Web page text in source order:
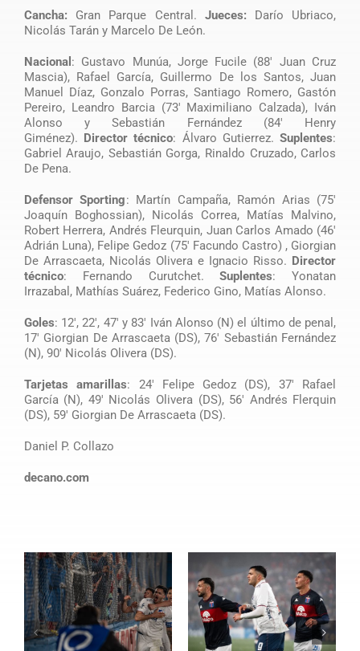
Cancha:Gran Parque Central. Jueces:Darío Ubriaco,
Nicolás Tarán y Marcelo De León.
Nacional : Gustavo Munúa, Jorge Fucile (88′ Juan Cruz
Mascia), Rafael García, Guillermo De los Santos, Juan
Manuel Díaz, Gonzalo Porras, Santiago Romero, Gastón
Pereiro, Leandro Barcia (73′ Maximiliano Calzada), Iván
Alonso y Sebastián Fernández (84′ Henry
Giménez). Director técnico: Álvaro Gutierrez.Suplentes:
Gabriel Araujo, Sebastián Gorga, Rinaldo Cruzado, Carlos
De Pena.
Defensor Sporting: Martín Campaña, Ramón Arias (75′
Joaquín Boghossian), Nicolás Correa, Matías Malvino,
Robert Herrera, Andrés Fleurquin, Juan Carlos Amado (46′
Adrián Luna), Felipe Gedoz (75′ Facundo Castro) , Giorgian
De Arrascaeta, Nicolás Olivera e Ignacio Risso. Director
técnico: Fernando Curutchet.Suplentes: Yonatan
Irrazabal, Mathías Suárez, Federico Gino, Matías Alonso.
Goles: 12′, 22′, 47′ y 83′ Iván Alonso (N) el último de penal,
17′ Giorgian De Arrascaeta (DS), 76′ Sebastián Fernández
(N), 90′ Nicolás Olivera (DS).
Tarjetas amarillas: 24′ Felipe Gedoz (DS), 37′ Rafael
García (N), 49′ Nicolás Olivera (DS), 56′ Andrés Flerquin
(DS), 59′ Giorgian De Arrascaeta (DS).
Daniel P. Collazo
decano.com